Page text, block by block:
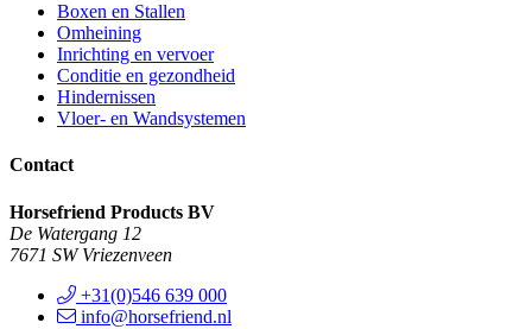
Boxen en Stallen
Omheining
Inrichting en vervoer
Conditie en gezondheid
Hindernissen
Vloer- en Wandsystemen
Contact
Horsefriend Products BV
De Watergang 12
7671 SW Vriezenveen
+31(0)546 639 000
info@horsefriend.nl